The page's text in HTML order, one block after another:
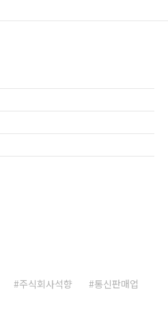
주식회사석향 통신판매업